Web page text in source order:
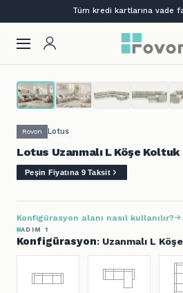
Lansmana özel %12 indirim +
Rovon Lotus
Lotus Uzanmalı L Köşe Koltuk
Peşin Fiyatına 9 Taksit
Konfigürasyon alanı nasıl kullanılır?
ADIM 1
Konfigürasyon: Uzanmalı L Köşe